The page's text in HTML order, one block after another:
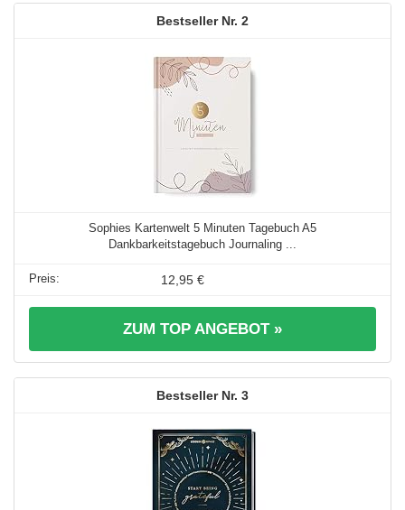
2
Sophies Kartenwelt 5 Minuten Tagebuch A5
Dankbarkeitstagebuch Journaling ...
12,95 €
ZUM TOP ANGEBOT »
3